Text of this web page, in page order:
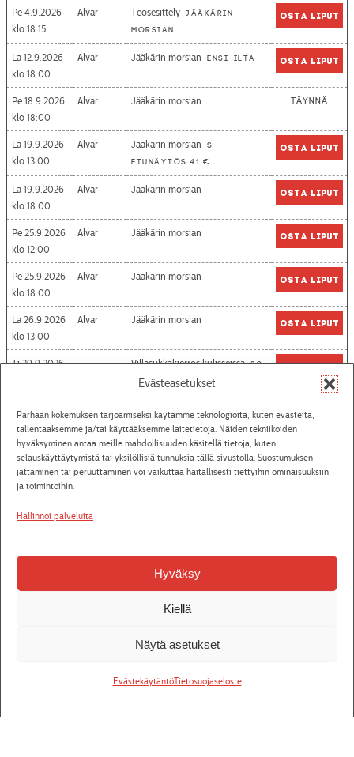
Evästeasetukset
Parhaan kokemuksen tarjoamiseksi käytämme teknologioita, kuten evästeitä,
tallentaaksemme ja/tai käyttääksemme laitetietoja. Näiden tekniikoiden
hyväksyminen antaa meille mahdollisuuden käsitellä tietoja, kuten
selauskäyttäytymistä tai yksilöllisiä tunnuksia tällä sivustolla. Suostumuksen
jättäminen tai peruuttaminen voi vaikuttaa haitallisesti tiettyihin ominaisuuksiin
ja toimintoihin.
Hallinnoi palveluita
Hyväksy
Kiellä
Näytä asetukset
EvästekäytäntöTietosuojaseloste
Pe 4.9.2026
18:15
Alvar Teosesittely Jääkärin
morsian
Osta liput
La 12.9.2026
18:00
Alvar Jääkärin morsian Ensi-ilta Osta liput
Pe 18.9.2026
18:00
Alvar Jääkärin morsian Täynnä
La 19.9.2026
13:00
Alvar Jääkärin morsian
S-
etunäytös 41 €
Osta liput
La 19.9.2026
18:00
Alvar Jääkärin morsian Osta liput
Pe 25.9.2026
12:00
Alvar Jääkärin morsian Osta liput
Pe 25.9.2026
18:00
Alvar Jääkärin morsian Osta liput
La 26.9.2026
13:00
Alvar Jääkärin morsian Osta liput
Ti 29.9.2026
Villasukkakierros kulisseissa 39
askelta
Osta liput
18:00
Osta liput
La 3.10.2026
13:00
Jääkärin morsian Osta liput
Katso aikataulut
Tiedotteet
Seinäjoen kaupunginteatterista Unescon
Seinäjoen Aalto-keskus on hyväksytty Unescon